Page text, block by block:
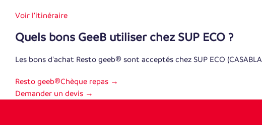
Voir l'itinéraire
Quels bons GeeB utiliser chez SUP ECO ?
Les bons d'achat Resto geeb® sont acceptés chez SUP ECO
Resto geeb®Chèque repas →
Demander un devis →